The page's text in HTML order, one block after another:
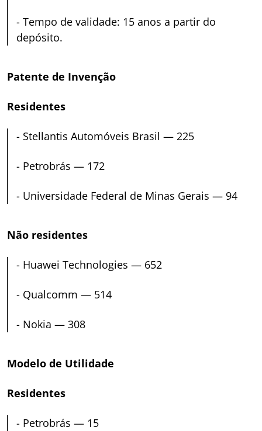
- Tempo de validade: 15 anos a partir do
depósito.
Patente de Invenção
Residentes
- Stellantis Automóveis Brasil — 225
- Petrobrás — 172
- Universidade Federal de Minas Gerais — 94
Não residentes
- Huawei Technologies — 652
- Qualcomm — 514
- Nokia — 308
Modelo de Utilidade
Residentes
- Petrobrás — 15